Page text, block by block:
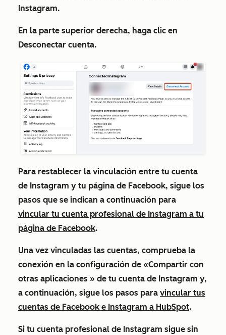
Instagram.
En la parte superior derecha, haga clic en
Desconectar cuenta.
Para restablecer la vinculación entre tu cuenta
de Instagram y tu página de Facebook, sigue los
pasos que se indican a continuación para
vincular tu cuenta profesional de Instagram a tu
página de Facebook.
Una vez vinculadas las cuentas, comprueba la
conexión en la configuración de «Compartir con
otras aplicaciones » de tu cuenta de Instagram y,
a continuación, sigue los pasos para vincular tus
cuentas de Facebook e Instagram a HubSpot.
Si tu cuenta profesional de Instagram sigue sin